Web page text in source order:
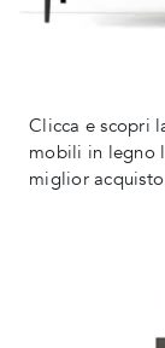
Clicca e scopri
mobili in legno
miglior